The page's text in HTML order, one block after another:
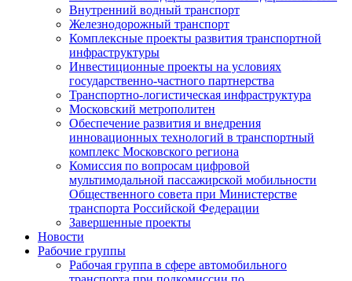
Внутренний водный транспорт
Железнодорожный транспорт
Комплексные проекты развития транспортной
инфраструктуры
Инвестиционные проекты на условиях
государственно-частного партнерства
Транспортно-логистическая инфраструктура
Московский метрополитен
Обеспечение развития и внедрения
инновационных технологий в транспортный
комплекс Московского региона
Комиссия по вопросам цифровой
мультимодальной пассажирской мобильности
Общественного совета при Министерстве
транспорта Российской Федерации
Завершенные проекты
Новости
Рабочие группы
Рабочая группа в сфере автомобильного